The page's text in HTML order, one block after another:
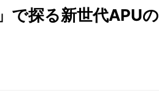
で探る新世代APUの